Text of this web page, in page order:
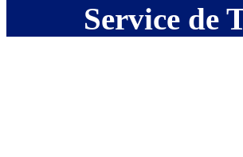
Service de